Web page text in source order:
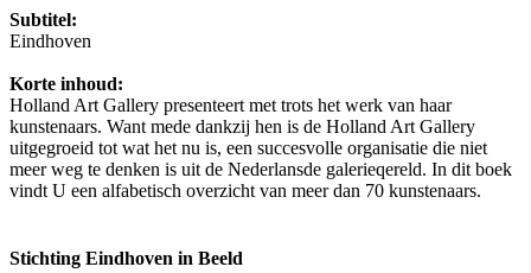
Subtitel:
Eindhoven
Korte inhoud:
Holland Art Gallery presenteert met trots het werk van haar
kunstenaars. Want mede dankzij hen is de Holland Art Gallery
uitgegroeid tot wat het nu is, een succesvolle organisatie die niet
meer weg te denken is uit de Nederlansde galerieqereld. In dit boek
vindt U een alfabetisch overzicht van meer dan 70 kunstenaars.
Stichting Eindhoven in Beeld